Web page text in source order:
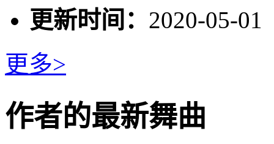
更新时间： 2020-05-01
更多>
作者的最新舞曲